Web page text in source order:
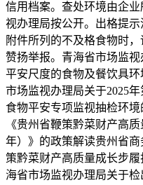
信用档案。查处环境由企
视办理局按公开。出格提
附件所列的不及格食物时
赞扬举报。青海省市场监
平安尺度的食物及餐饮具
市场监视办理局关于2025
食物平安专项监视抽检环
《贵州省鞭策黔菜财产高
年）》的政策解读贵州省
策黔菜财产高质量成长步
海省市场监视办理局关于